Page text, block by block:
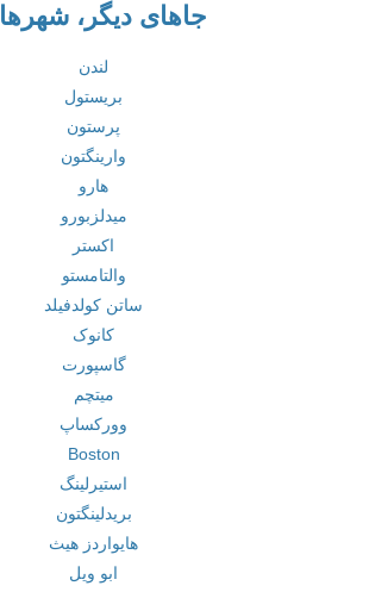
جاهای دیگر، شهرها
لندن
بریستول
پرستون
وارینگتون
هارو
میدلزبورو
اکستر
والتامستو
ساتن کولدفیلد
کانوک
گاسپورت
میتچم
وورکساپ
Boston
استیرلینگ
بریدلینگتون
هایواردز هیث
ابو ویل